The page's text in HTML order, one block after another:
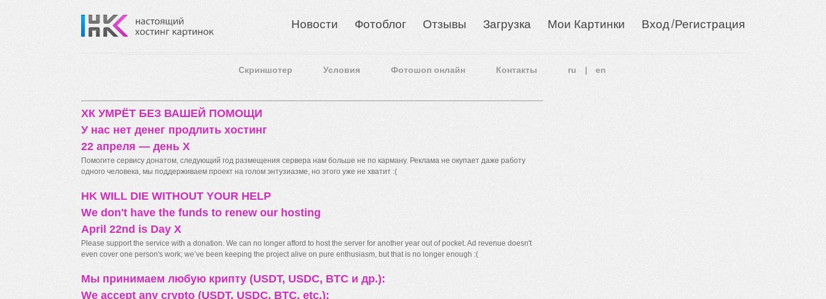
Новости Фотоблог Отзывы Загрузка Мои Картинки Вход/Регистрация
Скриншотер Условия Фотошоп онлайн Контакты ru en
ХК УМРЁТ БЕЗ ВАШЕЙ ПОМОЩИ
У нас нет денег продлить хостинг
22 апреля — день X
Помогите сервису донатом, следующий год размещения сервера нам больше не по карману. Реклама не окупает даже работу
одного человека, мы поддерживаем проект на голом энтузиазме, но этого уже не хватит :(
HK WILL DIE WITHOUT YOUR HELP
We don't have the funds to renew our hosting
April 22nd is Day X
Please support the service with a donation. We can no longer afford to host the server for another year out of pocket. Ad revenue doesn't
even cover one person's work; we’ve been keeping the project alive on pure enthusiasm, but that is no longer enough :(
Мы принимаем любую крипту (USDT, USDC, BTC и др.):
We accept any crypto (USDT, USDC, BTC, etc.):